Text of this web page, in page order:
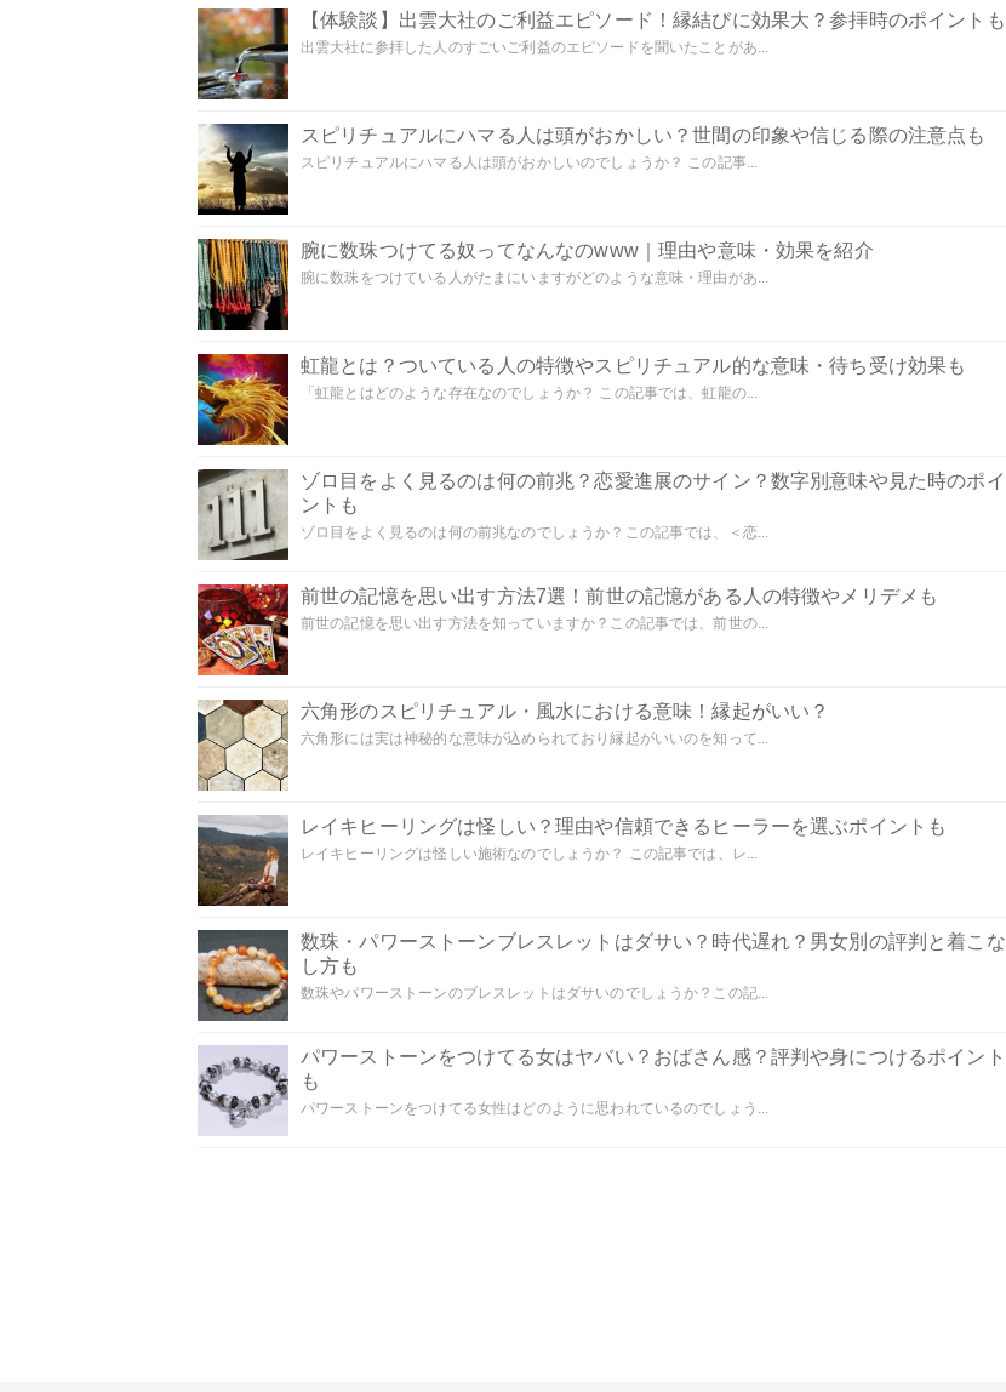
【体験談】出雲大社のご利益エピソード！縁結びに効果大？参拝時のポイントも
出雲大社に参拝した人のすごいご利益のエピソードを聞いたことがあ...
スピリチュアルにハマる人は頭がおかしい？世間の印象や信じる際の注意点も
スピリチュアルにハマる人は頭がおかしいのでしょうか？ この記事...
腕に数珠つけてる奴ってなんなのwww｜理由や意味・効果を紹介
腕に数珠をつけている人がたまにいますがどのような意味・理由があ...
虹龍とは？ついている人の特徴やスピリチュアル的な意味・待ち受け効果も
「虹龍とはどのような存在なのでしょうか？ この記事では、虹龍の...
ゾロ目をよく見るのは何の前兆？恋愛進展のサイン？数字別意味や見た時のポイ
ントも
ゾロ目をよく見るのは何の前兆なのでしょうか？この記事では、＜恋...
前世の記憶を思い出す方法7選！前世の記憶がある人の特徴やメリデメも
前世の記憶を思い出す方法を知っていますか？この記事では、前世の...
六角形のスピリチュアル・風水における意味！縁起がいい？
六角形には実は神秘的な意味が込められており縁起がいいのを知って...
レイキヒーリングは怪しい？理由や信頼できるヒーラーを選ぶポイントも
レイキヒーリングは怪しい施術なのでしょうか？ この記事では、レ...
数珠・パワーストーンブレスレットはダサい？時代遅れ？男女別の評判と着こな
し方も
数珠やパワーストーンのブレスレットはダサいのでしょうか？この記...
パワーストーンをつけてる女はヤバい？おばさん感？評判や身につけるポイント
も
パワーストーンをつけてる女性はどのように思われているのでしょう...